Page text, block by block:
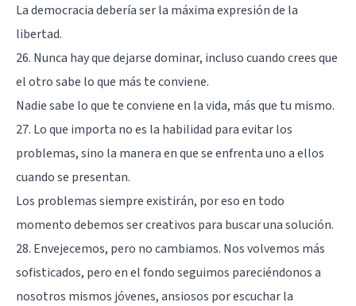
La democracia debería ser la máxima expresión de la
libertad.
26. Nunca hay que dejarse dominar, incluso cuando crees que
el otro sabe lo que más te conviene.
Nadie sabe lo que te conviene en la vida, más que tu mismo.
27. Lo que importa no es la habilidad para evitar los
problemas, sino la manera en que se enfrenta uno a ellos
cuando se presentan.
Los problemas siempre existirán, por eso en todo
momento debemos ser creativos para buscar una solución.
28. Envejecemos, pero no cambiamos. Nos volvemos más
sofisticados, pero en el fondo seguimos pareciéndonos a
nosotros mismos jóvenes, ansiosos por escuchar la